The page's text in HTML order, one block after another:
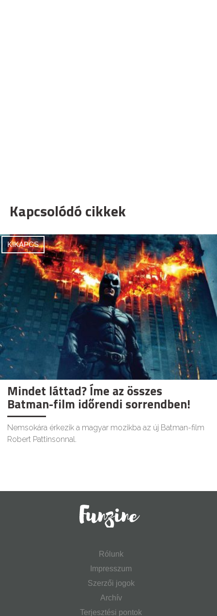
Kapcsolódó cikkek
KIKAPCS
Mindet láttad? Íme az összes
Batman-film időrendi sorrendben!
Nemsokára érkezik a magyar mozikba az új Batman-film
Robert Pattinsonnal.
Rólunk
Impresszum
Szerzői jogok
Archív
Terjesztési pontok